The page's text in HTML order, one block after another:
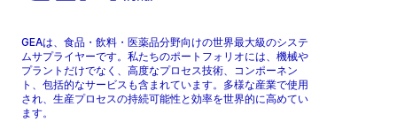
GEAは、食品・飲料・医薬品分野向けの世界最大級のシステ
ムサプライヤーです。私たちのポートフォリオには、機械や
プラントだけでなく、高度なプロセス技術、コンポーネン
ト、包括的なサービスも含まれています。多様な産業で使用
され、生産プロセスの持続可能性と効率を世界的に高めてい
ます。